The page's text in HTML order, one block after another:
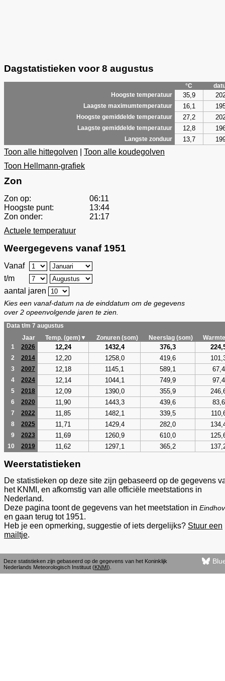
Dagstatistieken voor 8 augustus
°C
Hoogste temperatuur
35,9
Laagste maximumtemperatuur 16,1
Hoogste gemiddelde temperatuur 27,2
Laagste gemiddelde temperatuur 12,8
Langste zonduur 13,7
Toon alle hittegolven
Toon alle koudegolven
Toon Hellmann-grafiek
Zon
Zon op:
06:11
Hoogste punt:
13:44
Zon onder:
21:17
Actuele temperatuur
Weergegevens vanaf 1951
Vanaf
t/m
aantal jaren
Kies een vanaf-datum na de einddatum om de gegevens
over 2 opeenvolgende jaren te zien.
Data t/m 7 augustus
Jaar
Temp. (gem)▼ Zonuren (som) Neerslag (som)
1
2026 12,24 1432,4 376,3
2 2014 12,20 1258,0 419,6
3 2007 12,18 1145,1 589,1 67,4
4 2024 12,14 1044,1 749,9 97,4
5 2018 12,09 1390,0 355,9
6 2020 11,90 1443,3 439,6 83,6
7 2022 11,85 1482,1 339,5
8 2025 11,71 1429,4 282,0
9 2023 11,69 1260,9 610,0
10 2019 11,62 1297,1 365,2
Weerstatistieken
De statistieken op deze site zijn gebaseerd op de gegevens
het KNMI, en afkomstig van alle officiële meetstations in
Nederland.
Deze pagina toont de gegevens van het meetstation in
en gaan terug tot 1951.
Heb je een opmerking, suggestie of iets dergelijks? Stuur een
mailtje.
Deze statistieken zijn gebaseerd op de gegevens van het Koninklijk
Nederlands Meteorologisch Instituut (KNMI).